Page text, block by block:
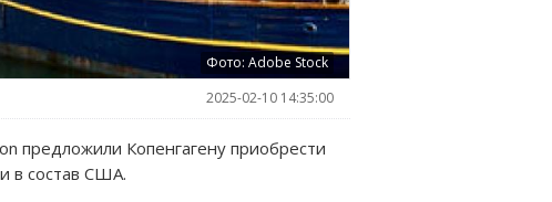
Фото: Adobe Stock
2025-02-10 14:35:00
предложили Копенгагену приобрести
в состав США.